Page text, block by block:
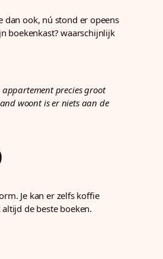
ook, nú stond er opeens
boekenkast? waarschijnlijk
appartement precies groot
woont is er niets aan de
Je kan er zelfs koffie
de beste boeken.